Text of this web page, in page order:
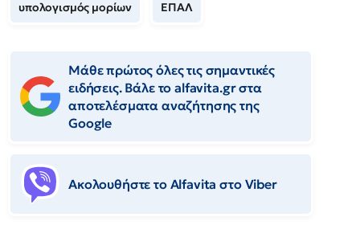
υπολογισμός μορίων ΕΠΑΛ
Μάθε πρώτος όλες τις σημαντικές
ειδήσεις. Βάλε το alfavita.gr στα
αποτελέσματα αναζήτησης της
Google
Ακολουθήστε το Αlfavita στο Viber